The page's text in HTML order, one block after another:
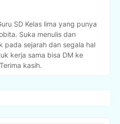
SD Kelas lima yang punya
Suka menulis dan
pada sejarah dan segala hal
kerja sama bisa DM ke
kasih.